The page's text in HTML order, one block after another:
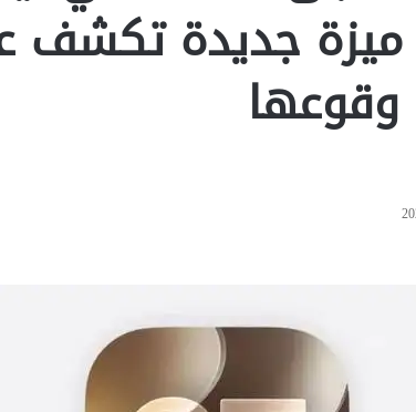
ميزة جديدة تكشف